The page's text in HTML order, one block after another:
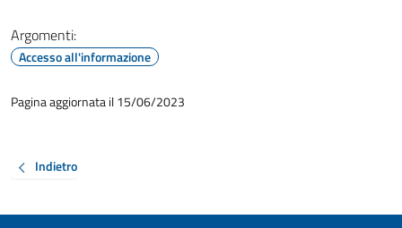
Argomenti:
Accesso all'informazione
Pagina aggiornata il 15/06/2023
Indietro